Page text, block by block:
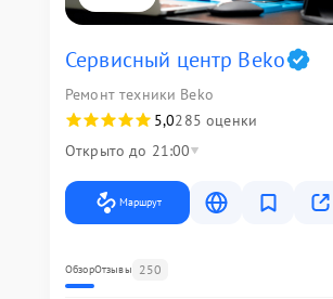
Сервисный центр Beko
Ремонт техники Beko
5,0285 оценки
Открыто до 21:00
Маршрут
ОбзорОтзывы 250